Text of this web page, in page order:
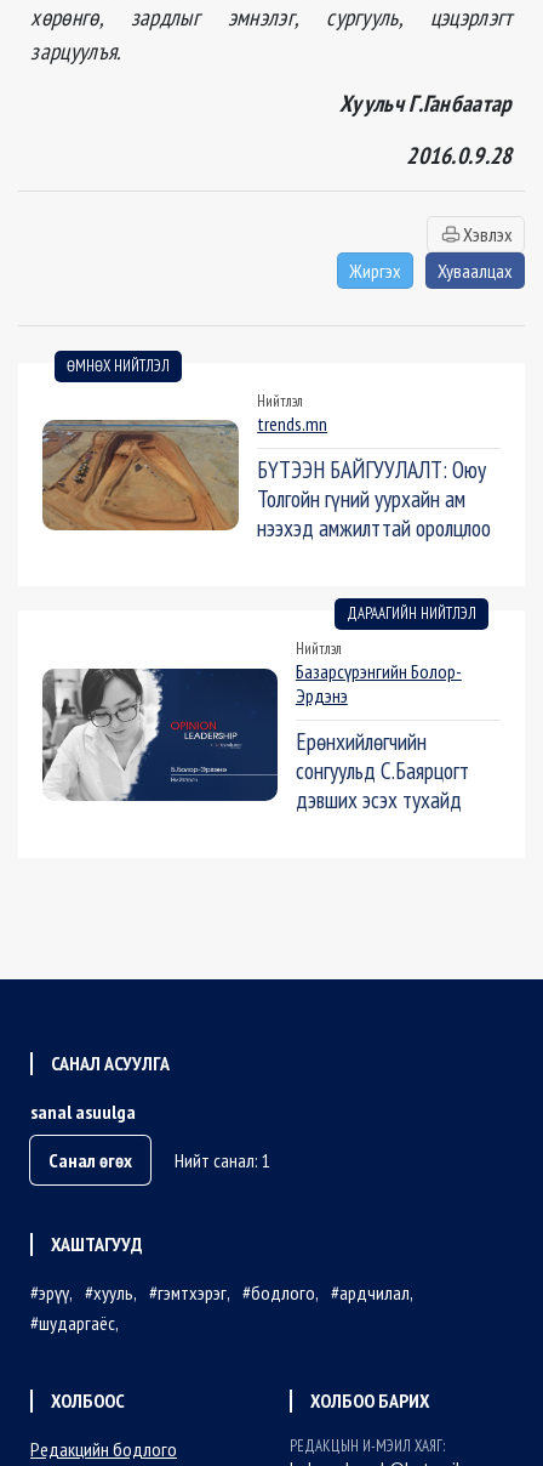
хөрөнгө, зардлыг эмнэлэг, сургууль, цэцэрлэгт
зарцуулъя.
Хуульч Г.Ганбаатар
2016.0.9.28
Хэвлэх
Жиргэх
Хуваалцах
ӨМНӨХ НИЙТЛЭЛ
Нийтлэл
trends.mn
БҮТЭЭН БАЙГУУЛАЛТ: Оюу
Толгойн гүний уурхайн ам
нээхэд амжилттай оролцлоо
ДАРААГИЙН НИЙТЛЭЛ
Нийтлэл
Базарсүрэнгийн Болор-
Эрдэнэ
Ерөнхийлөгчийн
сонгуульд С.Баярцогт
дэвших эсэх тухайд
САНАЛ АСУУЛГА
sanal asuulga
Санал өгөх
Нийт санал: 1
ХАШТАГУУД
эрүү
хууль гэмтхэрэг бодлого
ардчилал
шударгаёс
ХОЛБООС
Редакцийн бодлого
ХОЛБОО БАРИХ
РЕДАКЦЫН И-МЭИЛ ХАЯГ: